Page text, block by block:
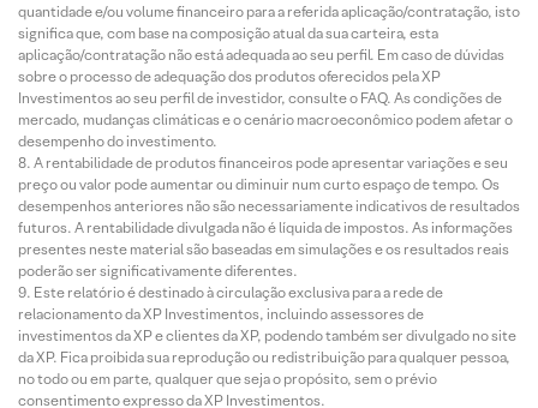
quantidade e/ou volume financeiro para a referida aplicação/contratação, isto
significa que, com base na composição atual da sua carteira, esta
aplicação/contratação não está adequada ao seu perfil. Em caso de dúvidas
sobre o processo de adequação dos produtos oferecidos pela XP
Investimentos ao seu perfil de investidor, consulte o FAQ. As condições de
mercado, mudanças climáticas e o cenário macroeconômico podem afetar o
desempenho do investimento.
A rentabilidade de produtos financeiros pode apresentar variações e seu
preço ou valor pode aumentar ou diminuir num curto espaço de tempo. Os
desempenhos anteriores não são necessariamente indicativos de resultados
futuros. A rentabilidade divulgada não é líquida de impostos. As informações
presentes neste material são baseadas em simulações e os resultados reais
poderão ser significativamente diferentes.
Este relatório é destinado à circulação exclusiva para a rede de
relacionamento da XP Investimentos, incluindo assessores de
investimentos da XP e clientes da XP, podendo também ser divulgado no site
da XP. Fica proibida sua reprodução ou redistribuição para qualquer pessoa,
no todo ou em parte, qualquer que seja o propósito, sem o prévio
consentimento expresso da XP Investimentos.